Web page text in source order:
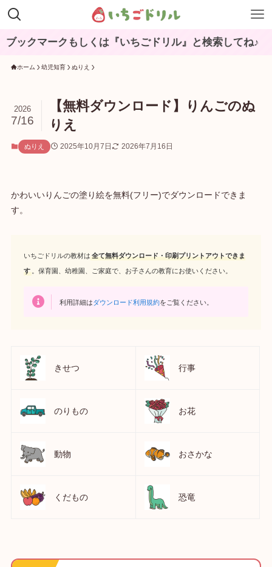
クマークもしくは『いちごドリル』と検索してね♪
ホーム 幼児知育 ぬりえ
【無料ダウンロード】りんごのぬ
りえ
2026
7/16
ぬりえ 2025年10月7日 2026年7月16日
かわいいりんごの塗り絵を無料(フリー)でダウンロードできま
す。
いちごドリルの教材は 全て無料ダウンロード・印刷プリントアウトできま
す 。保育園、幼稚園、ご家庭で、お子さんの教育にお使いください。
利用詳細はダウンロード利用規約をご覧ください。
きせつ 行事
のりもの お花
動物 おさかな
くだもの 恐竜